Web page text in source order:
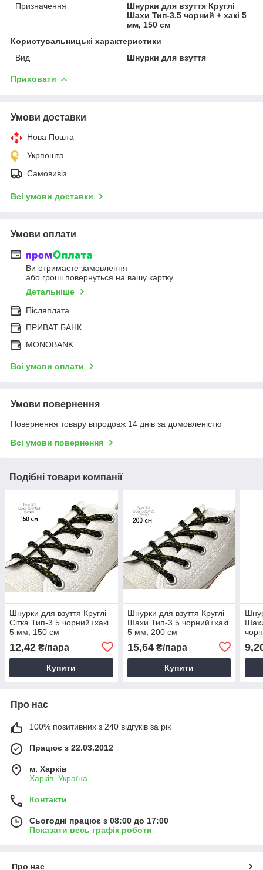
Призначення
Шнурки для взуття Круглі
Шахи Тип-3.5 чорний + хакі 5
мм, 150 см
Користувальницькі характеристики
Вид
Шнурки для взуття
Приховати
Умови доставки
Нова Пошта
Укрпошта
Самовивіз
Всі умови доставки
Умови оплати
Ви отримаєте замовлення
або гроші повернуться на вашу картку
Детальніше
Післяплата
ПРИВАТ БАНК
MONOBANK
Всі умови оплати
Умови повернення
Повернення товару впродовж 14 днів за домовленістю
Всі умови повернення
Подібні товари компанії
Шнурки для взуття Круглі
Сітка Тип-3.5 чорний+хакі
5 мм, 150 см
12,42 ₴/пара
Купити
Шнурки для взуття Круглі
Шахи Тип-3.5 чорний+хакі
5 мм, 200 см
15,64₴/пара
Купити
Про нас
100% позитивних з 240 відгуків за рік
Працює з 22.03.2012
м. Харків
Харків, Україна
Контакти
Сьогодні працює з 08:00 до 17:00
Показати весь графік роботи
Про нас